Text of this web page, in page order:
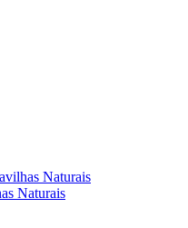
Naturais
Naturais